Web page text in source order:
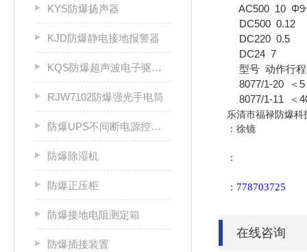
KYS防爆扬声器
KJD防爆静电接地报警器
KQS防爆超声波电子驱鼠器
RJW7102防爆强光手电筒
防爆UPS不间断电源控制柜
防爆除湿机
防爆正压柜
防爆接地电阻测定箱
防爆插接装置
AC500 10
DC500 0.12
DC220 0.5
DC24 7
型号 动作行程
8077/1-20 ＜5
8077/1-11 ＜
乐清市福禄防爆科
：徐镜
：
： 778703725
在线咨询